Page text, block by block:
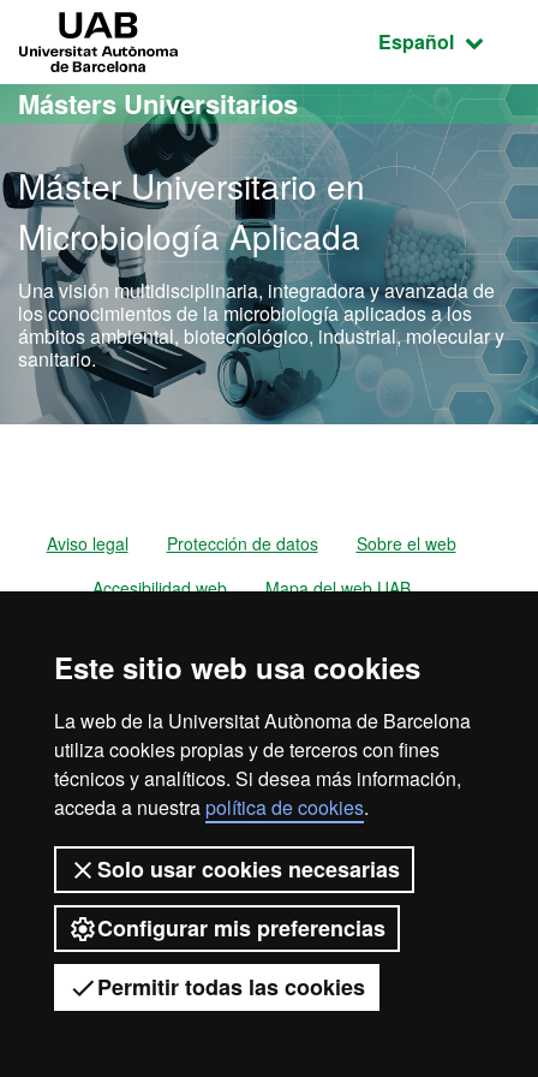
Este sitio web usa cookies
La web de la Universitat Autònoma de Barcelona
utiliza cookies propias y de terceros con fines
técnicos y analíticos. Si desea más información,
acceda a nuestrapolítica de cookies.
Solo usar cookies necesarias
Configurar mis preferencias
Permitir todas las cookies
Acceso al contenido principal
Acceso a la navegación de la página
Idioma
Español
Másters Universitarios
Máster Universitario en
Microbiología Aplicada
Una visión multidisciplinaria, integradora y avanzada de
los conocimientos de la microbiología aplicados a los
ámbitos ambiental, biotecnológico, industrial, molecular y
sanitario.
Tienes dudas?
Aviso legal Protección de datos
Sobre el web
Accesibilidad web
Mapa del web UAB
Barcelona